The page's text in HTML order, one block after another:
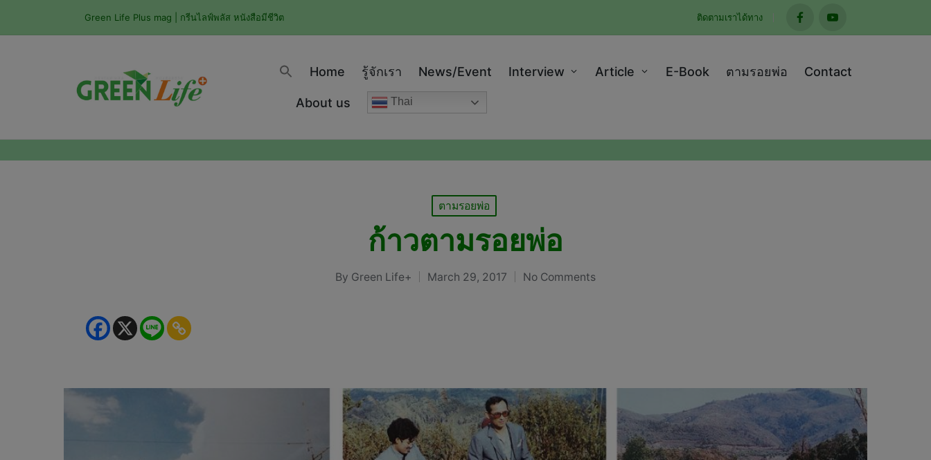
Green Life Plus mag | กรีนไลฟ์พลัส หนังสือมีชีวิต ติดตามเราได้ทาง
facebookyoutube
Home รู้จักเรา News/Event Interview Article E-Book ตามรอยพ่อ Contact
About us Thai
Posted
ตามรอยพ่อ
ก้าวตามรอยพ่อ
Posted
By Green Life+ March 29, 2017 No Comments